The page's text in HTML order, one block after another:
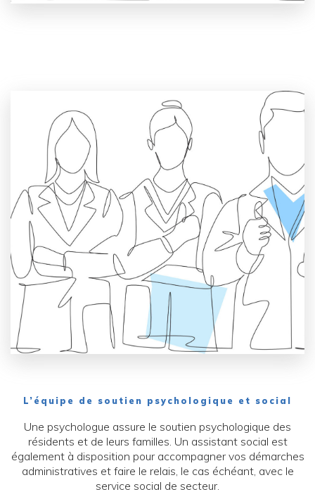
L’équipe de soutien psychologique et social
Une psychologue assure le soutien psychologique des
résidents et de leurs familles. Un assistant social est
également à disposition pour accompagner vos démarches
administratives et faire le relais, le cas échéant, avec le
service social de secteur.